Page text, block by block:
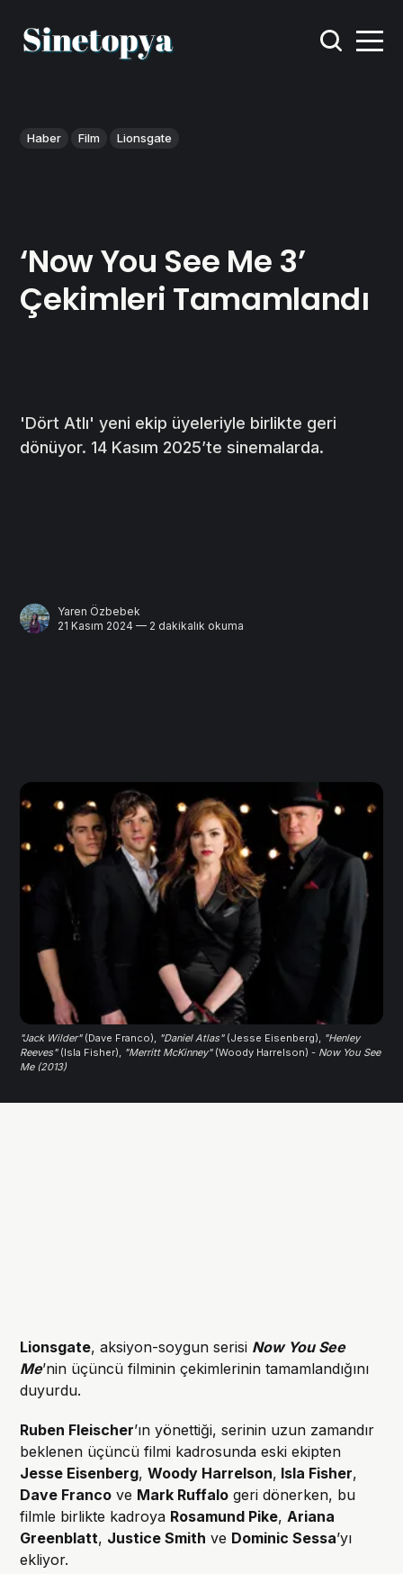
Haber Film Lionsgate
‘Now You See Me 3’
Çekimleri Tamamlandı
'Dört Atlı' yeni ekip üyeleriyle birlikte geri
dönüyor. 14 Kasım 2025’te sinemalarda.
Yaren Özbebek
21 Kasım 2024 — 2 dakikalık okuma
"Jack Wilder" (Dave Franco), "Daniel Atlas" (Jesse Eisenberg),
"Henley
Reeves" (Isla Fisher), "Merritt McKinney" (Woody Harrelson) - Now You See
Me (2013)
Lionsgate, aksiyon-soygun serisi Now You See
Me’nin üçüncü filminin çekimlerinin tamamlandığını
duyurdu.
Ruben Fleischer’ın yönettiği, serinin uzun zamandır
beklenen üçüncü filmi kadrosunda eski ekipten
Jesse Eisenberg,Woody Harrelson, Isla Fisher,
Dave Franco ve Mark Ruffalo geri dönerken, bu
filmle birlikte kadroya Rosamund Pike, Ariana
Greenblatt, Justice Smith ve Dominic Sessa’yı
ekliyor.